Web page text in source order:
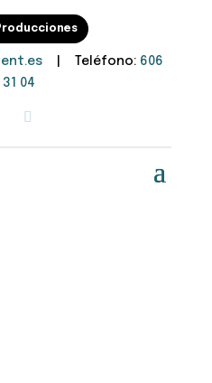
| Teléfono: 606
31 04